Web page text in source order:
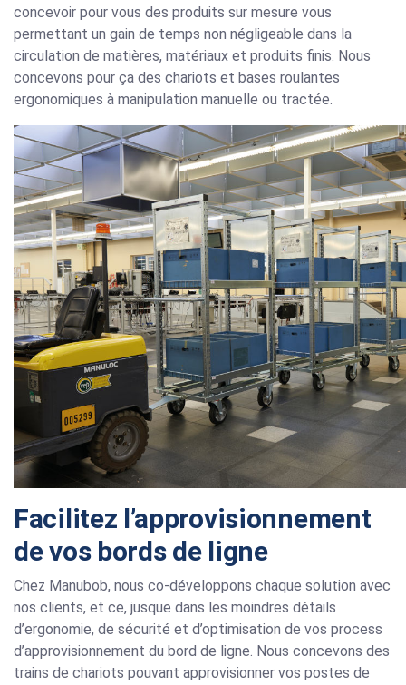
concevoir pour vous des produits sur mesure vous
permettant un gain de temps non négligeable dans la
circulation de matières, matériaux et produits finis. Nous
concevons pour ça des chariots et bases roulantes
ergonomiques à manipulation manuelle ou tractée.
Facilitez l’approvisionnement
de vos bords de ligne
Chez Manubob, nous co-développons chaque solution avec
nos clients, et ce, jusque dans les moindres détails
d’ergonomie, de sécurité et d’optimisation de vos process
d’approvisionnement du bord de ligne. Nous concevons des
trains de chariots pouvant approvisionner vos postes de